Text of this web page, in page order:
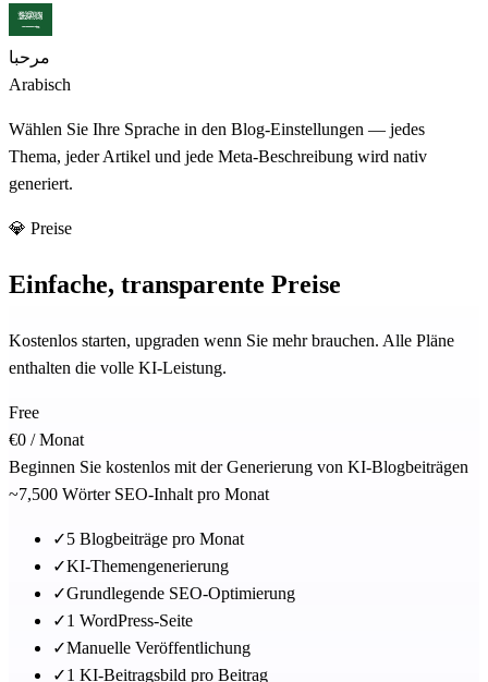
مرحبا
Arabisch
Wählen Sie Ihre Sprache in den Blog-Einstellungen — jedes
Thema, jeder Artikel und jede Meta-Beschreibung wird nativ
generiert.
💎 Preise
Einfache, transparente Preise
Kostenlos starten, upgraden wenn Sie mehr brauchen. Alle Pläne
enthalten die volle KI-Leistung.
Free
€0 / Monat
Beginnen Sie kostenlos mit der Generierung von KI-Blogbeiträgen
~7,500 Wörter SEO-Inhalt pro Monat
✓5 Blogbeiträge pro Monat
✓KI-Themengenerierung
✓Grundlegende SEO-Optimierung
✓1 WordPress-Seite
✓Manuelle Veröffentlichung
✓1 KI-Beitragsbild pro Beitrag